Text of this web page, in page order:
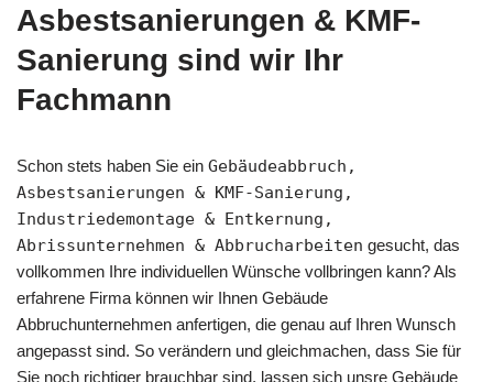
Asbestsanierungen & KMF-
Sanierung sind wir Ihr
Fachmann
Schon stets haben Sie ein Gebäudeabbruch,
Asbestsanierungen & KMF-Sanierung,
Industriedemontage & Entkernung,
Abrissunternehmen & Abbrucharbeiten gesucht, das
vollkommen Ihre individuellen Wünsche vollbringen kann? Als
erfahrene Firma können wir Ihnen Gebäude
Abbruchunternehmen anfertigen, die genau auf Ihren Wunsch
angepasst sind. So verändern und gleichmachen, dass Sie für
Sie noch richtiger brauchbar sind, lassen sich unsre Gebäude